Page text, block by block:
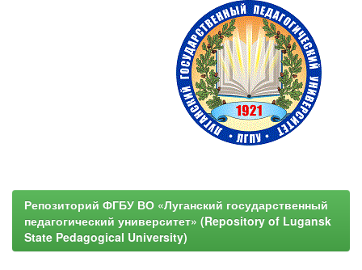
Репозиторий ФГБУ ВО «Луганский государственный
педагогический университет» (Repository of Lugansk
State Pedagogical University)